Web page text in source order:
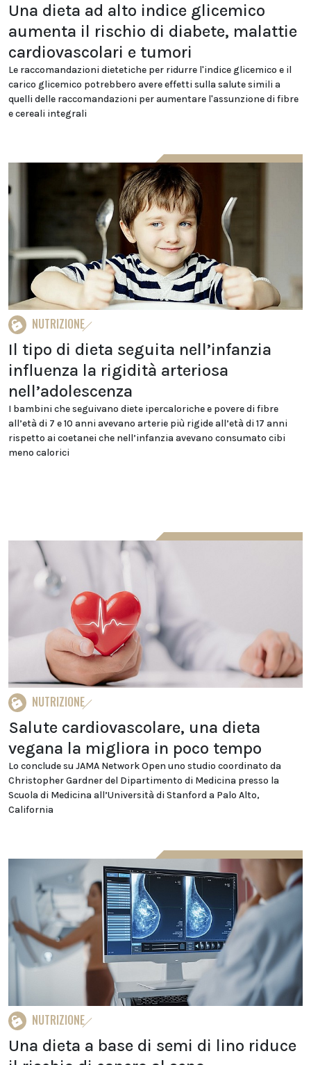
Una dieta ad alto indice glicemico
aumenta il rischio di diabete, malattie
cardiovascolari e tumori
Le raccomandazioni dietetiche per ridurre l'indice glicemico e il
carico glicemico potrebbero avere effetti sulla salute simili a
quelli delle raccomandazioni per aumentare l'assunzione di fibre
e cereali integrali
NUTRIZIONE
Il tipo di dieta seguita nell’infanzia
influenza la rigidità arteriosa
nell’adolescenza
I bambini che seguivano diete ipercaloriche e povere di fibre
all’età di 7 e 10 anni avevano arterie più rigide all’età di 17 anni
rispetto ai coetanei che nell’infanzia avevano consumato cibi
meno calorici
NUTRIZIONE
Salute cardiovascolare, una dieta
vegana la migliora in poco tempo
Lo conclude su JAMA Network Open uno studio coordinato da
Christopher Gardner del Dipartimento di Medicina presso la
Scuola di Medicina all’Università di Stanford a Palo Alto,
California
NUTRIZIONE
Una dieta a base di semi di lino riduce